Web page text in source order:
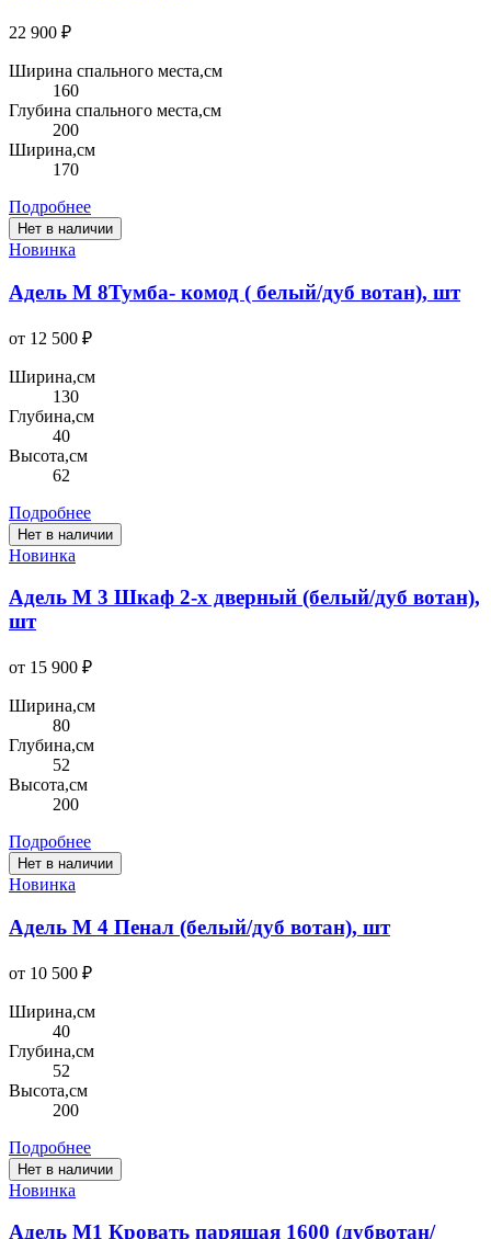
22 900 ₽
Ширина спального места,см
160
Глубина спального места,см
200
Ширина,см
170
Подробнее
Нет в наличии
Новинка
Адель М 8Тумба- комод ( белый/дуб вотан), шт
от 12 500 ₽
Ширина,см
130
Глубина,см
40
Высота,см
62
Подробнее
Нет в наличии
Новинка
Адель М 3 Шкаф 2-х дверный (белый/дуб вотан),
шт
от 15 900 ₽
Ширина,см
80
Глубина,см
52
Высота,см
200
Подробнее
Нет в наличии
Новинка
Адель М 4 Пенал (белый/дуб вотан), шт
от 10 500 ₽
Ширина,см
40
Глубина,см
52
Высота,см
200
Подробнее
Нет в наличии
Новинка
Адель М1 Кровать парящая 1600 (дубвотан/